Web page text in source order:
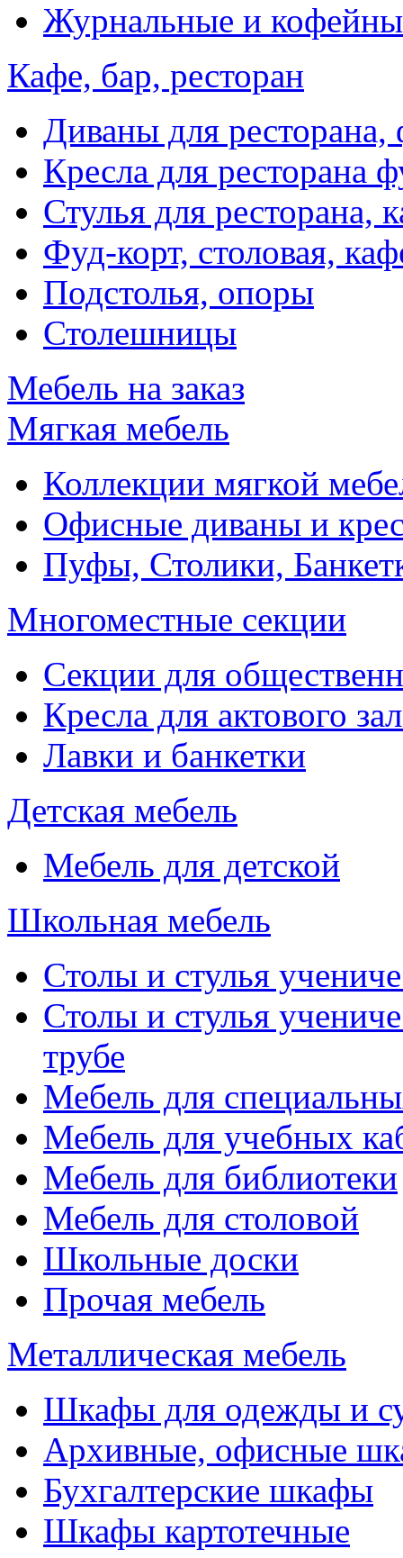
Журнальные и
Кафе, бар, ресторан
Диваны для ресторана,
Кресла для ресторана
Стулья для ресторана,
Фуд-корт, столовая,
Подстолья, опоры
Столешницы
Мебель на заказ
Мягкая мебель
Коллекции мягкой
Офисные диваны и
Пуфы, Столики,
Многоместные секции
Секции для
Кресла для актового
Лавки и банкетки
Детская мебель
Мебель для детской
Школьная мебель
Столы и стулья
Столы и стулья
трубе
Мебель для
Мебель для учебных
Мебель для библиотеки
Мебель для столовой
Школьные доски
Прочая мебель
Металлическая мебель
Шкафы для одежды и
Архивные, офисные
Бухгалтерские шкафы
Шкафы картотечные